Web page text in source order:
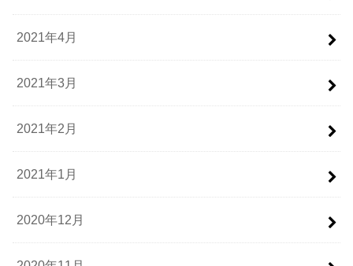
2021年4月
2021年3月
2021年2月
2021年1月
2020年12月